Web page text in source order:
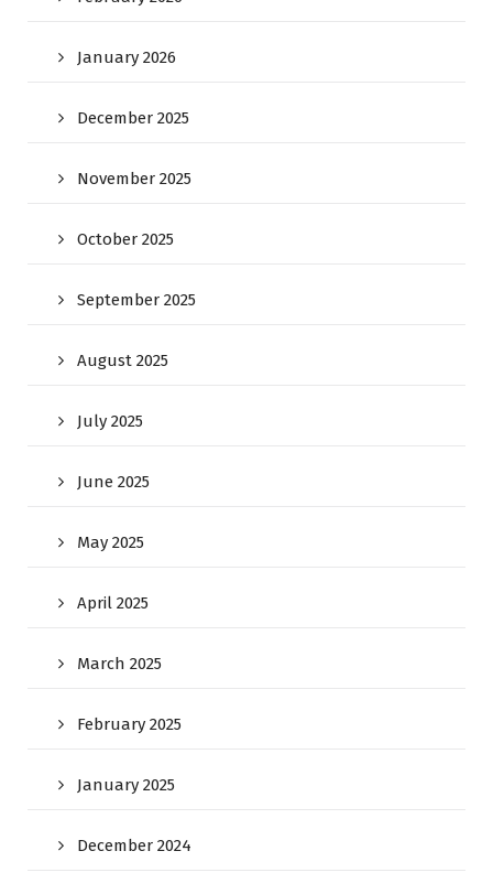
January 2026
December 2025
November 2025
October 2025
September 2025
August 2025
July 2025
June 2025
May 2025
April 2025
March 2025
February 2025
January 2025
December 2024